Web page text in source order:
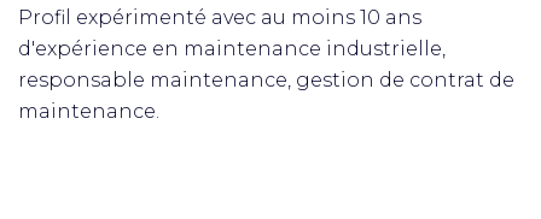
Profil expérimenté avec au moins 10 ans
d'expérience en maintenance industrielle,
responsable maintenance, gestion de contrat de
maintenance.